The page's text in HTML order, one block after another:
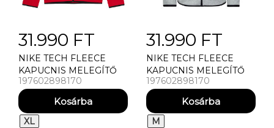
31.990 FT
NIKE TECH FLEECE
KAPUCNIS MELEGÍTŐ
FELSŐ GYEREK MÉRET
PIROS
197602898170
XL
31.990 FT
NIKE TECH FLEECE
KAPUCNIS MELEGÍTŐ
FELSŐ GYEREK MÉRET
SZÜRKE
197602898170
M